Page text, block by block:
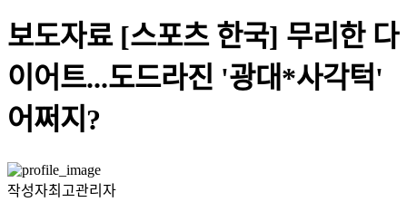
보도자료 [스포츠 한국] 무리한 다
이어트...도드라진 '광대*사각턱'
어쩌지?
작성자최고관리자